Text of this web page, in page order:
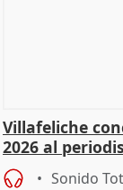
Villafeliche
2026 al
Sonido